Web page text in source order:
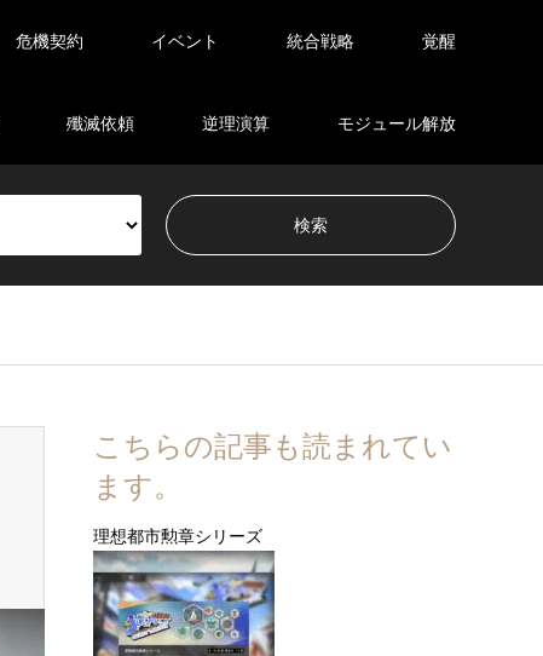
危機契約 イベント 統合戦略 覚醒
殲滅依頼 逆理演算 モジュール解放
こちらの記事も読まれてい
ます。
理想都市勲章シリーズ